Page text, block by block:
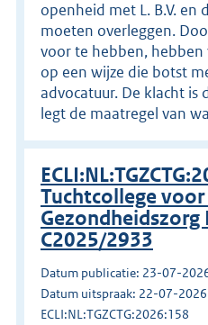
openheid met L. B.V. en
moeten overleggen.
voor te hebben,
op een wijze die botst
advocatuur. De klacht is
legt de maatregel van
Tuchtcollege voor
Gezondheidszorg
C2025/2933
Datum publicatie: 23-07-
Datum uitspraak: 22-07-2026
ECLI:NL:TGZCTG:2026:158